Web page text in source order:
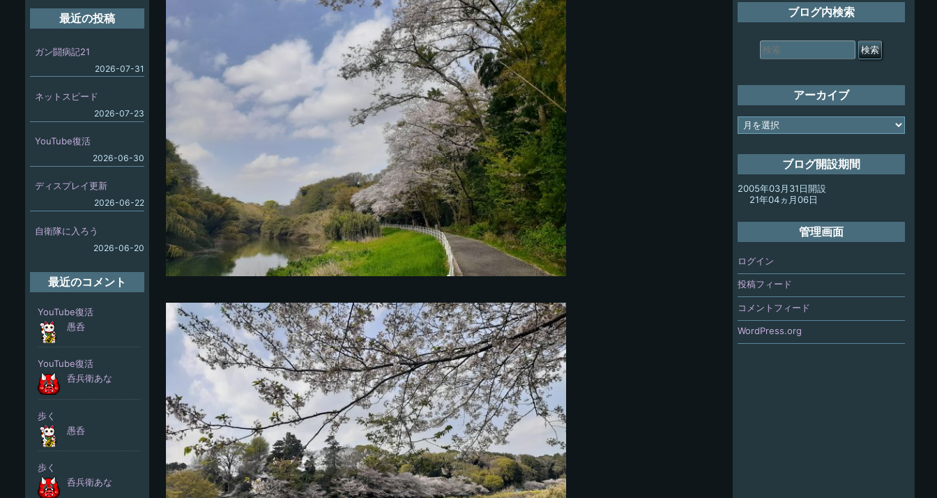
ブログ内検索
索
対
アーカイブ
ア
ー
ブ
ブログ開設期間
2005年03月31日開設
21年04ヵ月06日
管理画面
ログイン
投稿フィード
コメントフィード
WordPress.org
最近の投稿
ガン闘病記21
2026-07-31
ネットスピード
2026-07-23
YouTube復活
2026-06-30
ディスプレイ更新
2026-06-22
自衛隊に入ろう
2026-06-20
最近のコメント